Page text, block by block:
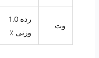
وت
رده 1.0
وزنی ٪